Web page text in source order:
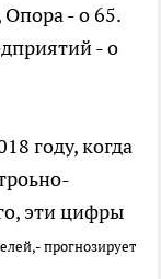
Опора - о 65.
- о
году, когда
эти цифры
,- прогнозирует